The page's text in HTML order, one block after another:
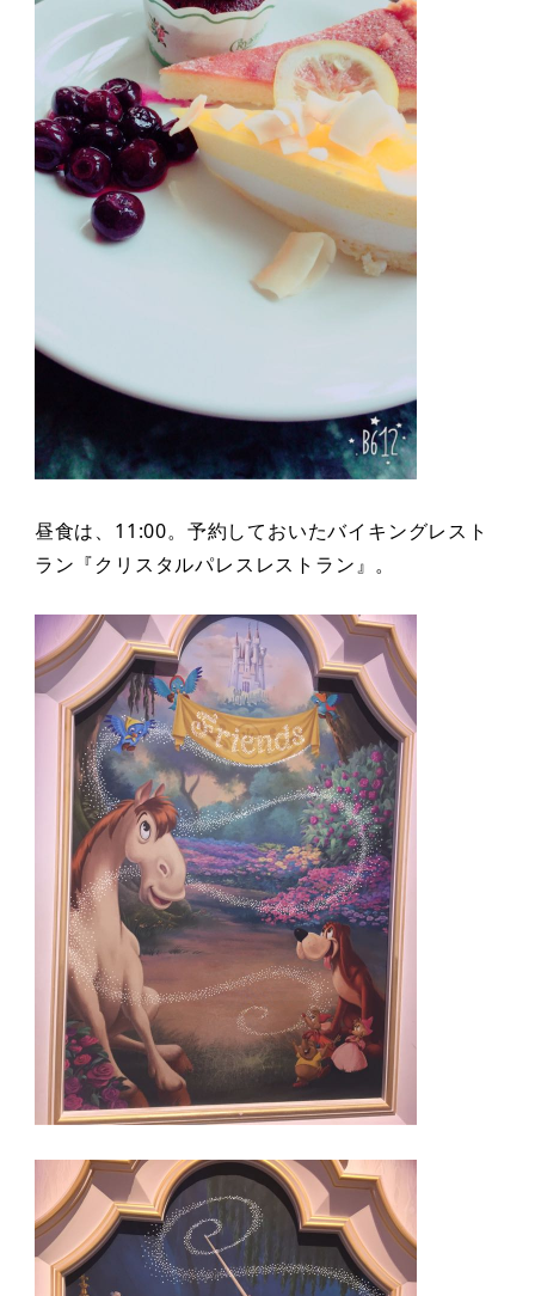
昼食は、11:00。予約しておいたバイキングレスト
ラン『クリスタルパレスレストラン』。